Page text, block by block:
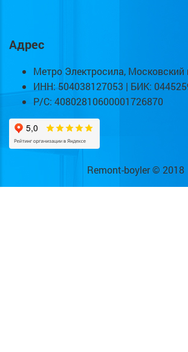
Адрес
Метро Электросила, Московский
ИНН: 504038127053 | БИК:
Р/С: 40802810600001726870
Remont-boyler © 2018